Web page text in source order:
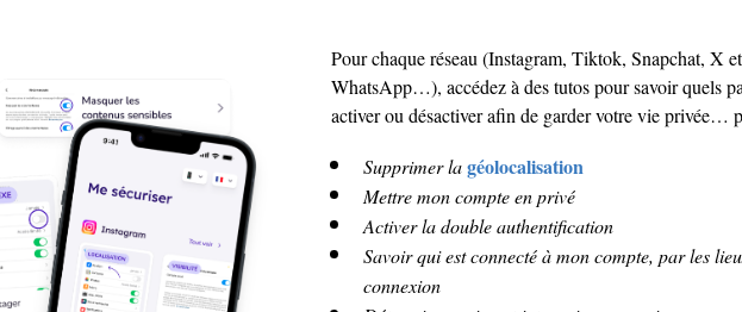
Pour chaque réseau (Instagram, Tiktok, Snapchat, X et
WhatsApp…), accédez à des tutos pour savoir quels
activer ou désactiver afin de garder votre vie privée…
Supprimer lagéolocalisation
Mettre mon compte en privé
Activer la double authentification
Savoir qui est connecté à mon compte, par les
connexion